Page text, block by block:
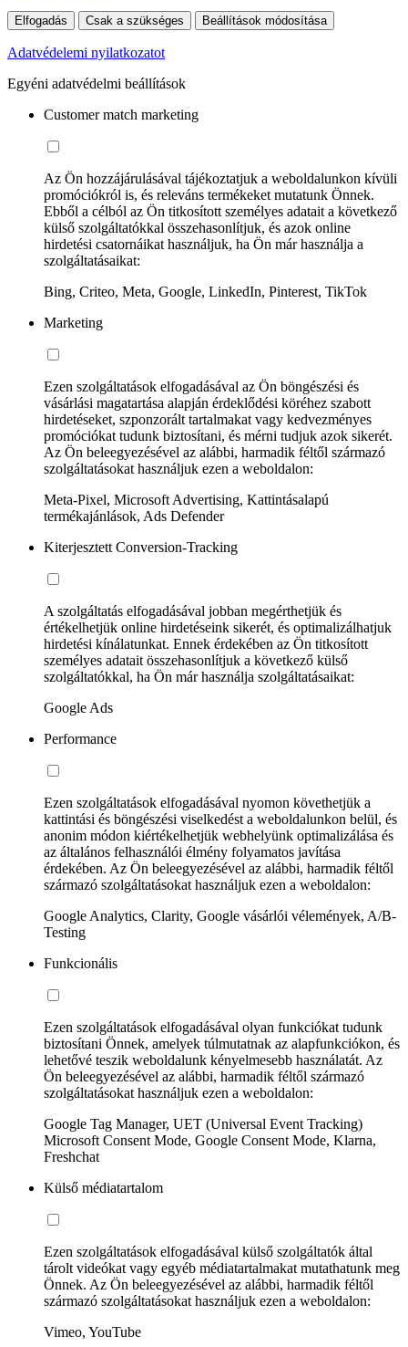
Elfogadás Csak a szükséges Beállítások módosítása
Adatvédelemi nyilatkozatot
Egyéni adatvédelmi beállítások
Customer match marketing
Az Ön hozzájárulásával tájékoztatjuk a weboldalunkon kívüli
promóciókról is, és releváns termékeket mutatunk Önnek.
Ebből a célból az Ön titkosított személyes adatait a következő
külső szolgáltatókkal összehasonlítjuk, és azok online
hirdetési csatornáikat használjuk, ha Ön már használja a
szolgáltatásaikat:
Bing, Criteo, Meta, Google, LinkedIn, Pinterest, TikTok
Marketing
Ezen szolgáltatások elfogadásával az Ön böngészési és
vásárlási magatartása alapján érdeklődési köréhez szabott
hirdetéseket, szponzorált tartalmakat vagy kedvezményes
promóciókat tudunk biztosítani, és mérni tudjuk azok sikerét.
Az Ön beleegyezésével az alábbi, harmadik féltől származó
szolgáltatásokat használjuk ezen a weboldalon:
Meta-Pixel, Microsoft Advertising, Kattintásalapú
termékajánlások, Ads Defender
Kiterjesztett Conversion-Tracking
A szolgáltatás elfogadásával jobban megérthetjük és
értékelhetjük online hirdetéseink sikerét, és optimalizálhatjuk
hirdetési kínálatunkat. Ennek érdekében az Ön titkosított
személyes adatait összehasonlítjuk a következő külső
szolgáltatókkal, ha Ön már használja szolgáltatásaikat:
Google Ads
Performance
Ezen szolgáltatások elfogadásával nyomon követhetjük a
kattintási és böngészési viselkedést a weboldalunkon belül, és
anonim módon kiértékelhetjük webhelyünk optimalizálása és
az általános felhasználói élmény folyamatos javítása
érdekében. Az Ön beleegyezésével az alábbi, harmadik féltől
származó szolgáltatásokat használjuk ezen a weboldalon:
Google Analytics, Clarity, Google vásárlói vélemények, A/B-
Testing
Funkcionális
Ezen szolgáltatások elfogadásával olyan funkciókat tudunk
biztosítani Önnek, amelyek túlmutatnak az alapfunkciókon, és
lehetővé teszik weboldalunk kényelmesebb használatát. Az
Ön beleegyezésével az alábbi, harmadik féltől származó
szolgáltatásokat használjuk ezen a weboldalon:
Google Tag Manager, UET (Universal Event Tracking)
Microsoft Consent Mode, Google Consent Mode, Klarna,
Freshchat
Külső médiatartalom
Ezen szolgáltatások elfogadásával külső szolgáltatók által
tárolt videókat vagy egyéb médiatartalmakat mutathatunk meg
Önnek. Az Ön beleegyezésével az alábbi, harmadik féltől
származó szolgáltatásokat használjuk ezen a weboldalon:
Vimeo, YouTube